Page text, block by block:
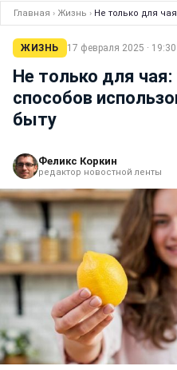
Главная › Жизнь › Не только для
ЖИЗНЬ 17 февраля 2025 · 19:30
Не только для
способов
быту
Феликс Коркин
редактор новостной ленты